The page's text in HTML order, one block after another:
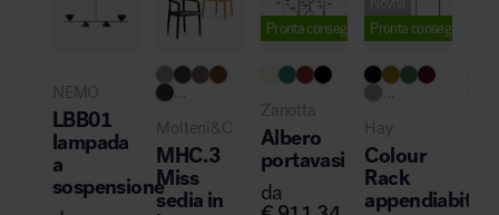
NEMO
LBB01
lampada
a
sospensione
Molteni&C
MHC.3
Miss
sedia in
Pronta consegna
Zanotta
Albero
portavasi
da
Pronta consegna
Hay
Colour
Rack
appendiabiti